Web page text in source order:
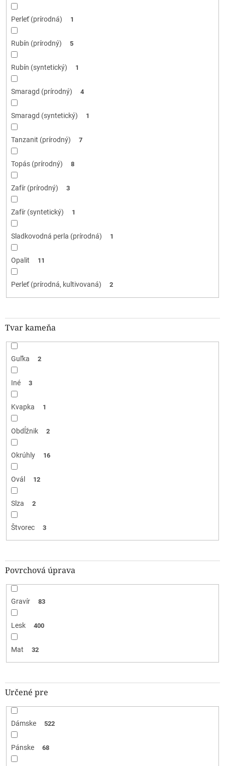
Perleť (prírodná) 1
Rubín (prírodný) 5
Rubín (syntetický) 1
Smaragd (prírodný) 4
Smaragd (syntetický) 1
Tanzanit (prírodný) 7
Topás (prírodný) 8
Zafír (prírodný) 3
Zafír (syntetický) 1
Sladkovodná perla (prírodná) 1
Opalit 11
Perleť (prírodná, kultivovaná) 2
Tvar kameňa
Guľka 2
Iné 3
Kvapka 1
Obdĺžnik 2
Okrúhly 16
Ovál 12
Slza 2
Štvorec 3
Povrchová úprava
Gravír 83
Lesk 400
Mat 32
Určené pre
Dámske 522
Pánske 68